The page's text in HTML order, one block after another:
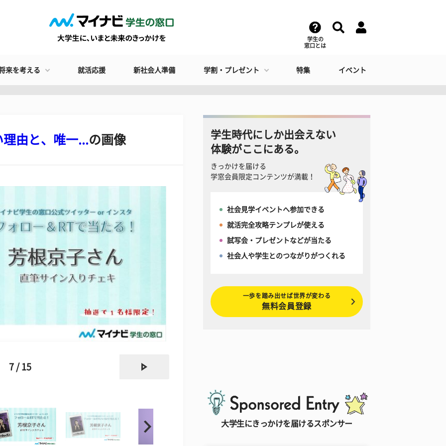
学生の
窓口とは
来を考える 就活応援 新社会人準備 学割・プレゼント 特集 イベント
由と、唯一...の画像
7 / 15
学生時代にしか出会えない
体験がここにある。
きっかけを届ける
学窓会員限定コンテンツが満載！
社会見学イベントへ参加できる
就活完全攻略テンプレが使える
試写会・プレゼントなどが当たる
社会人や学生とのつながりがつくれる
一歩を踏み出せば世界が変わる
無料会員登録
大学生にきっかけを届けるスポンサー